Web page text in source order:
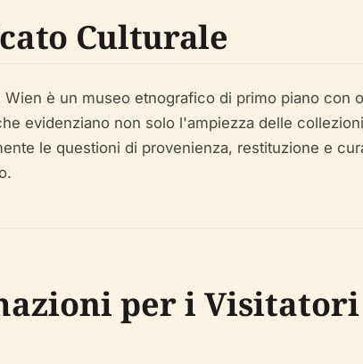
Culturale
Wien è un museo etnografico di primo piano
evidenziano non solo l'ampiezza delle
le questioni di provenienza, restituzione e
per i Visitatori